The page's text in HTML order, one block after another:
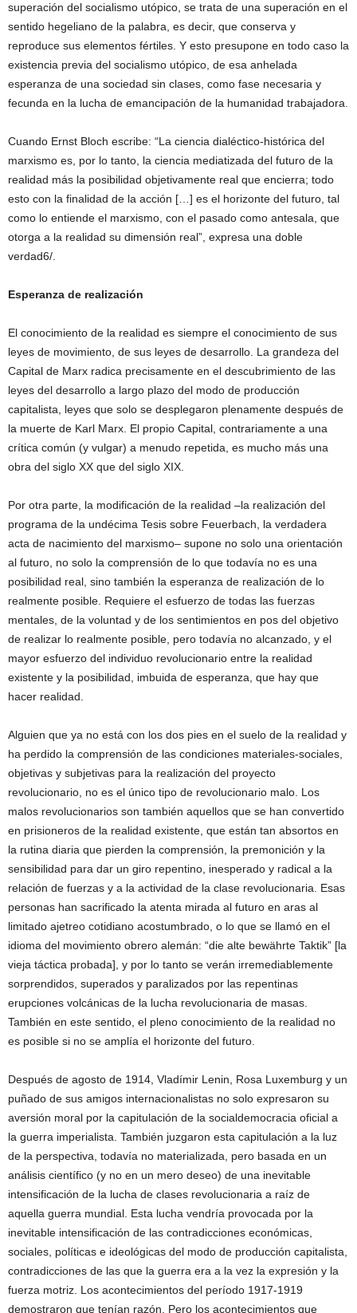
superación del socialismo utópico, se trata de una superación en el
sentido hegeliano de la palabra, es decir, que conserva y
reproduce sus elementos fértiles. Y esto presupone en todo caso la
existencia previa del socialismo utópico, de esa anhelada
esperanza de una sociedad sin clases, como fase necesaria y
fecunda en la lucha de emancipación de la humanidad trabajadora.
Cuando Ernst Bloch escribe: “La ciencia dialéctico-histórica del
marxismo es, por lo tanto, la ciencia mediatizada del futuro de la
realidad más la posibilidad objetivamente real que encierra; todo
esto con la finalidad de la acción […] es el horizonte del futuro, tal
como lo entiende el marxismo, con el pasado como antesala, que
otorga a la realidad su dimensión real”, expresa una doble
verdad6/.
Esperanza de realización
El conocimiento de la realidad es siempre el conocimiento de sus
leyes de movimiento, de sus leyes de desarrollo. La grandeza del
Capital de Marx radica precisamente en el descubrimiento de las
leyes del desarrollo a largo plazo del modo de producción
capitalista, leyes que solo se desplegaron plenamente después de
la muerte de Karl Marx. El propio Capital, contrariamente a una
crítica común (y vulgar) a menudo repetida, es mucho más una
obra del siglo XX que del siglo XIX.
Por otra parte, la modificación de la realidad –la realización del
programa de la undécima Tesis sobre Feuerbach, la verdadera
acta de nacimiento del marxismo– supone no solo una orientación
al futuro, no solo la comprensión de lo que todavía no es una
posibilidad real, sino también la esperanza de realización de lo
realmente posible. Requiere el esfuerzo de todas las fuerzas
mentales, de la voluntad y de los sentimientos en pos del objetivo
de realizar lo realmente posible, pero todavía no alcanzado, y el
mayor esfuerzo del individuo revolucionario entre la realidad
existente y la posibilidad, imbuida de esperanza, que hay que
hacer realidad.
Alguien que ya no está con los dos pies en el suelo de la realidad y
ha perdido la comprensión de las condiciones materiales-sociales,
objetivas y subjetivas para la realización del proyecto
revolucionario, no es el único tipo de revolucionario malo. Los
malos revolucionarios son también aquellos que se han convertido
en prisioneros de la realidad existente, que están tan absortos en
la rutina diaria que pierden la comprensión, la premonición y la
sensibilidad para dar un giro repentino, inesperado y radical a la
relación de fuerzas y a la actividad de la clase revolucionaria. Esas
personas han sacrificado la atenta mirada al futuro en aras al
limitado ajetreo cotidiano acostumbrado, o lo que se llamó en el
idioma del movimiento obrero alemán: “die alte bewährte Taktik” [la
vieja táctica probada], y por lo tanto se verán irremediablemente
sorprendidos, superados y paralizados por las repentinas
erupciones volcánicas de la lucha revolucionaria de masas.
También en este sentido, el pleno conocimiento de la realidad no
es posible si no se amplía el horizonte del futuro.
Después de agosto de 1914, Vladímir Lenin, Rosa Luxemburg y un
puñado de sus amigos internacionalistas no solo expresaron su
aversión moral por la capitulación de la socialdemocracia oficial a
la guerra imperialista. También juzgaron esta capitulación a la luz
de la perspectiva, todavía no materializada, pero basada en un
análisis científico (y no en un mero deseo) de una inevitable
intensificación de la lucha de clases revolucionaria a raíz de
aquella guerra mundial. Esta lucha vendría provocada por la
inevitable intensificación de las contradicciones económicas,
sociales, políticas e ideológicas del modo de producción capitalista,
contradicciones de las que la guerra era a la vez la expresión y la
fuerza motriz. Los acontecimientos del período 1917-1919
demostraron que tenían razón. Pero los acontecimientos que